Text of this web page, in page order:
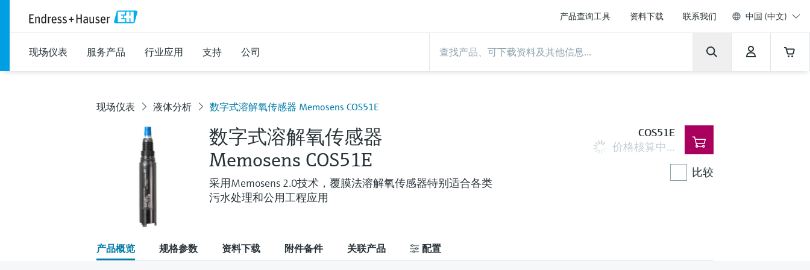
产品查询工具 资料下载 联系我们 中国 (中文)
现场仪表 服务产品 行业应用 支持 公司
现场仪表 液体分析 数字式溶解氧传感器 Memosens COS51E
数字式溶解氧传感器
Memosens COS51E
采用Memosens 2.0技术，覆膜法溶解氧传感器特别适合各类
污水处理和公用工程应用
COS51E
价格核算中…
比较
产品概览 规格参数 资料下载 附件备件 关联产品 配置